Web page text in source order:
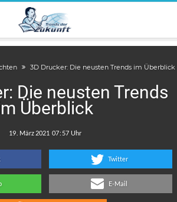
3D Drucker: Die neusten Trends im Überblick
Die neusten Trends
Überblick
:
Twitter
E-Mail